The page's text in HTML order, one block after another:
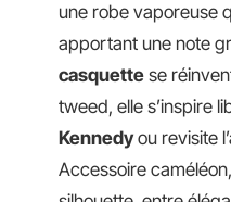
une robe vaporeuse
apportant une note
casquette se
tweed, elle s’inspire
Kennedyou revisite
Accessoire